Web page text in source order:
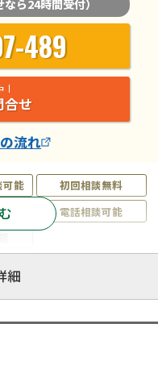
可能
初回相談無料
能
電話相談可能
相続登記
求
相続税申告
なら24時間受付）
489
合せ
流れ
細